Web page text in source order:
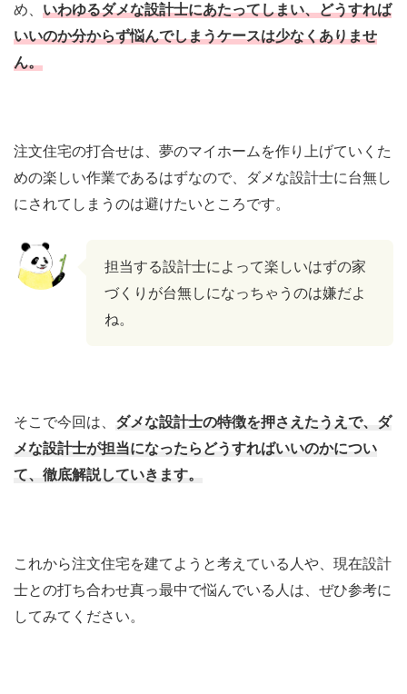
め、 いわゆるダメな設計士にあたってしまい、どうすれば
いいのか分からず悩んでしまうケースは少なくありませ
ん。
注文住宅の打合せは、夢のマイホームを作り上げていくた
めの楽しい作業であるはずなので、ダメな設計士に台無し
にされてしまうのは避けたいところです。
担当する設計士によって楽しいはずの家
づくりが台無しになっちゃうのは嫌だよ
ね。
そこで今回は、 ダメな設計士の特徴を押さえたうえで、ダ
メな設計士が担当になったらどうすればいいのかについ
て、徹底解説していきます。
これから注文住宅を建てようと考えている人や、現在設計
士との打ち合わせ真っ最中で悩んでいる人は、ぜひ参考に
してみてください。